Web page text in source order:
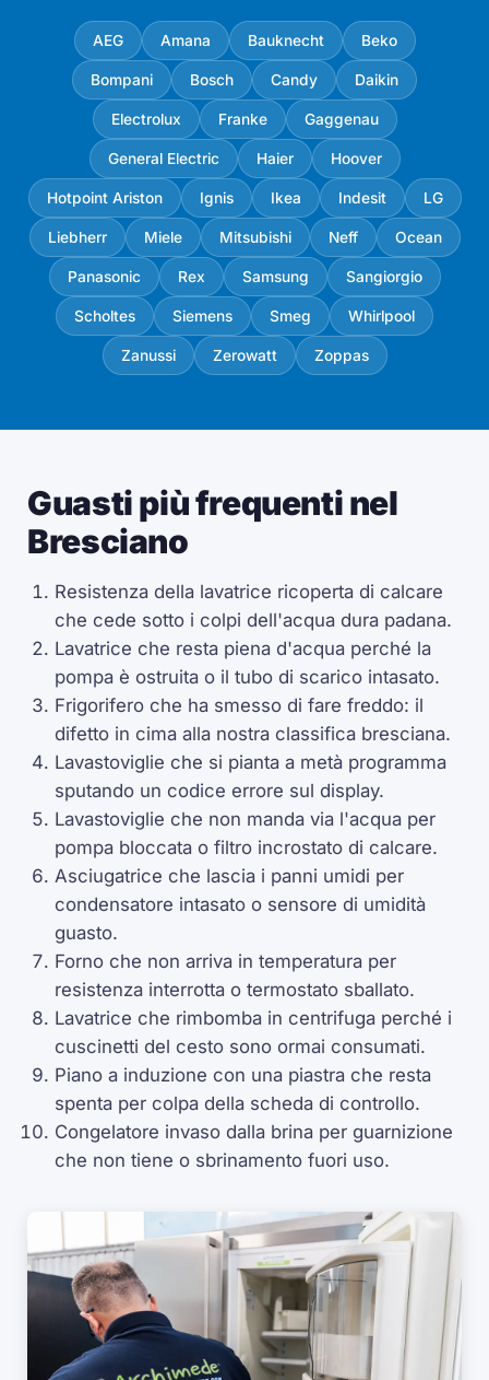
AEG Amana Bauknecht Beko
Bompani Bosch Candy Daikin
Electrolux Franke Gaggenau
General Electric Haier Hoover
Hotpoint Ariston Ignis Ikea Indesit LG
Liebherr Miele Mitsubishi Neff Ocean
Panasonic Rex Samsung Sangiorgio
Scholtes Siemens Smeg Whirlpool
Zanussi Zerowatt Zoppas
Guasti più frequenti nel
Bresciano
Resistenza della lavatrice ricoperta di calcare
che cede sotto i colpi dell'acqua dura padana.
Lavatrice che resta piena d'acqua perché la
pompa è ostruita o il tubo di scarico intasato.
Frigorifero che ha smesso di fare freddo: il
difetto in cima alla nostra classifica bresciana.
Lavastoviglie che si pianta a metà programma
sputando un codice errore sul display.
Lavastoviglie che non manda via l'acqua per
pompa bloccata o filtro incrostato di calcare.
Asciugatrice che lascia i panni umidi per
condensatore intasato o sensore di umidità
guasto.
Forno che non arriva in temperatura per
resistenza interrotta o termostato sballato.
Lavatrice che rimbomba in centrifuga perché i
cuscinetti del cesto sono ormai consumati.
Piano a induzione con una piastra che resta
spenta per colpa della scheda di controllo.
Congelatore invaso dalla brina per guarnizione
che non tiene o sbrinamento fuori uso.